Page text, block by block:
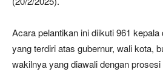
Acara pelantikan ini diikuti 961
yang terdiri atas gubernur, wali kota,
wakilnya yang diawali dengan